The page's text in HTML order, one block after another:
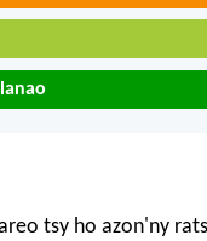
tsy ho azon'ny